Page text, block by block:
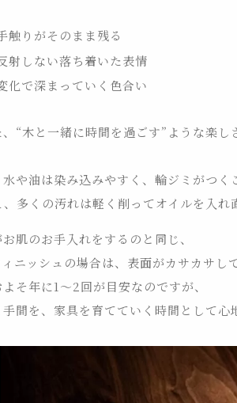
触りがそのまま残る
射しない落ち着いた表情
化で深まっていく色合い
、“木と一緒に時間を過ごす”ような楽し
や油は染み込みやすく、輪ジミがつく
、多くの汚れは軽く削ってオイルを入れ
肌のお手入れをするのと同じ、
ニッシュの場合は、表面がカサカサ
そ年に1〜2回が目安なのですが、
手間を、家具を育てていく時間として